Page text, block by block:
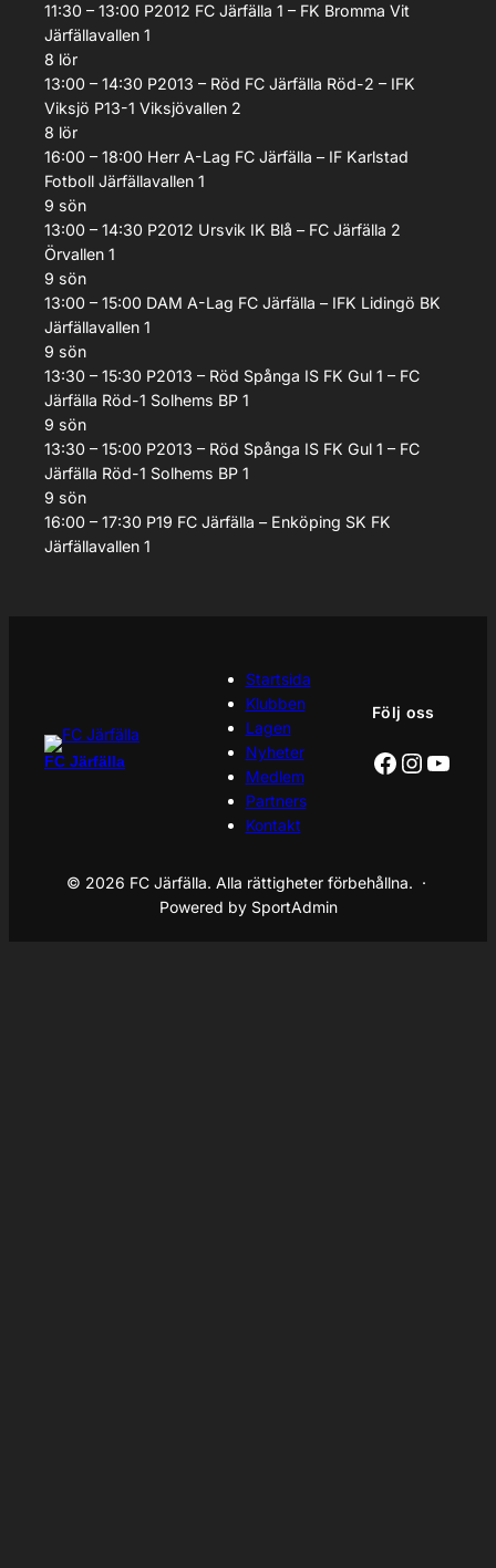
11:30 – 13:00 P2012 FC Järfälla 1 – FK Bromma Vit
Järfällavallen 1
8 lör
13:00 – 14:30 P2013 – Röd FC Järfälla Röd-2 – IFK
Viksjö P13-1 Viksjövallen 2
8 lör
16:00 – 18:00 Herr A-Lag FC Järfälla – IF Karlstad
Fotboll Järfällavallen 1
9 sön
13:00 – 14:30 P2012 Ursvik IK Blå – FC Järfälla 2
Örvallen 1
9 sön
13:00 – 15:00 DAM A-Lag FC Järfälla – IFK Lidingö BK
Järfällavallen 1
9 sön
13:30 – 15:30 P2013 – Röd Spånga IS FK Gul 1 – FC
Järfälla Röd-1 Solhems BP 1
9 sön
13:30 – 15:00 P2013 – Röd Spånga IS FK Gul 1 – FC
Järfälla Röd-1 Solhems BP 1
9 sön
16:00 – 17:30 P19 FC Järfälla – Enköping SK FK
Järfällavallen 1
FC Järfälla
Startsida
Klubben
Lagen
Nyheter
Medlem
Partners
Kontakt
Följ oss
Facebook
© 2026 FC Järfälla. Alla rättigheter förbehållna. ·
Powered by SportAdmin